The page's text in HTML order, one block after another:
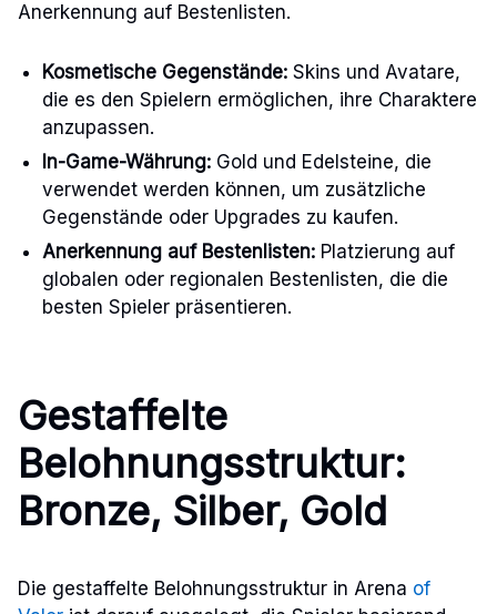
Anerkennung auf Bestenlisten.
Kosmetische Gegenstände: Skins und Avatare,
die es den Spielern ermöglichen, ihre Charaktere
anzupassen.
In-Game-Währung: Gold und Edelsteine, die
verwendet werden können, um zusätzliche
Gegenstände oder Upgrades zu kaufen.
Anerkennung auf Bestenlisten: Platzierung auf
globalen oder regionalen Bestenlisten, die die
besten Spieler präsentieren.
Gestaffelte
Belohnungsstruktur:
Bronze, Silber, Gold
Die gestaffelte Belohnungsstruktur in Arena of